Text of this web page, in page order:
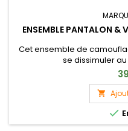
ENSEMBLE PANTALON &
Cet ensemble de
se dissimuler

